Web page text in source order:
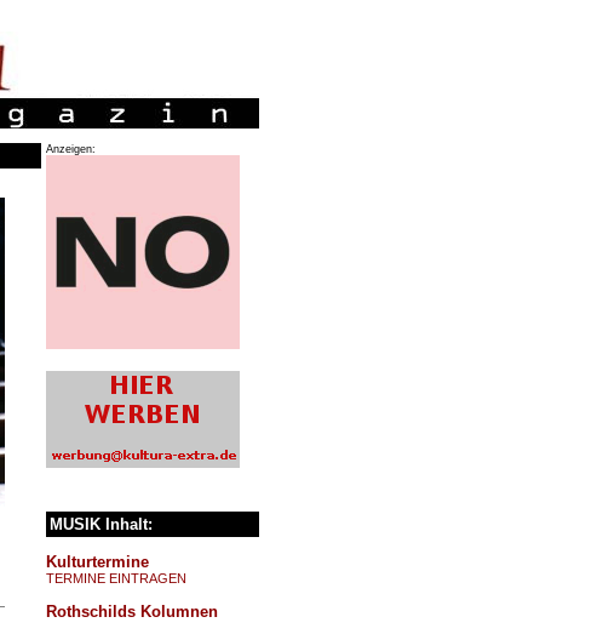
Anzeigen:
MUSIK Inhalt:
Kulturtermine
TERMINE EINTRAGEN
Rothschilds Kolumnen